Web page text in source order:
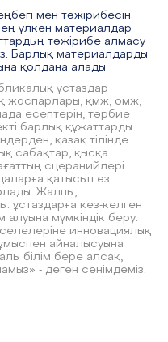
мен тәжірибесін
ең үлкен материалдар
тәжірибе алмасу
Барлық материалдарды
қолдана алады
ұстаздар
жоспарлары, қмж, омж,
есептерін, тәрбие
барлық құжаттарды
қазақ тілінде
сабақтар, қысқа
сцеранийлері
қатысып өз
Жалпы,
ұстаздарға кез-келген
алуына мүмкіндік беру.
инновациялық
айналысуына
білім бере алсақ,
- деген сенімдеміз.